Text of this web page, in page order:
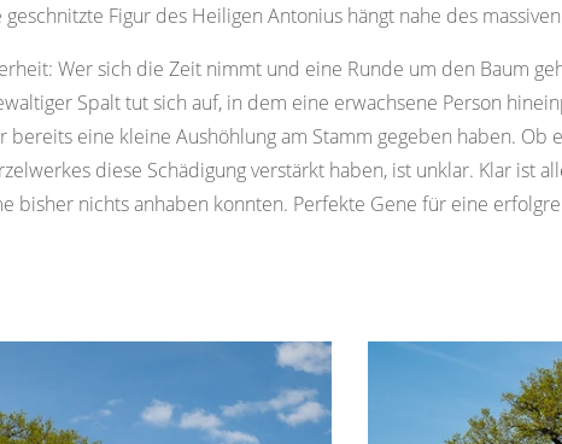
Figur des Heiligen Antonius hängt nahe des
Wer sich die Zeit nimmt und eine Runde um den Baum
Spalt tut sich auf, in dem eine erwachsene Person
eine kleine Aushöhlung am Stamm gegeben haben.
diese Schädigung verstärkt haben, ist unklar. Klar ist
bisher nichts anhaben konnten. Perfekte Gene für eine